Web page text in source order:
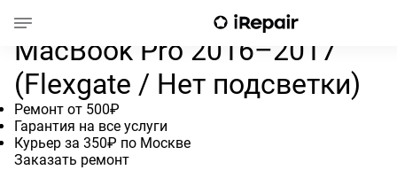
Ремонт шлейфа экрана
MacBook Pro 2016–2017
(Flexgate / Нет подсветки)
Ремонт от 500₽
Гарантия на все услуги
Курьер за 350₽ по Москве
Заказать ремонт